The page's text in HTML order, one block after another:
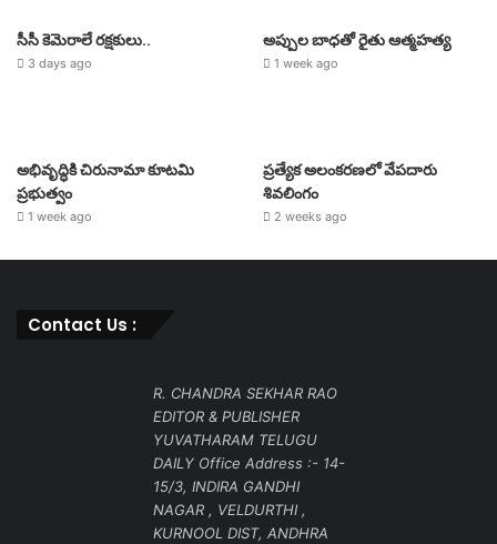
సీసీ కెమెరాలే రక్షకులు..
3 days ago
అప్పుల బాధతో రైతు ఆత్మహత్య
1 week ago
అభివృద్ధికి చిరునామా కూటమి
ప్రభుత్వం
1 week ago
ప్రత్యేక అలంకరణలో వేపదారు
శివలింగం
2 weeks ago
Contact Us :
R. CHANDRA SEKHAR RAO
EDITOR & PUBLISHER
YUVATHARAM TELUGU
DAILY Office Address :- 14-
15/3, INDIRA GANDHI
NAGAR , VELDURTHI ,
KURNOOL DIST, ANDHRA